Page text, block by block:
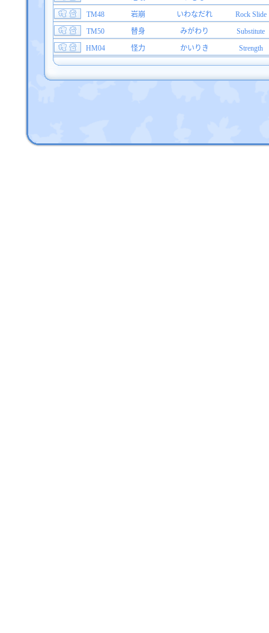
TM48
岩崩 いわなだれ
Rock Slide
TM50
替身 みがわり
Substitute
HM04
怪力 かいりき Strength